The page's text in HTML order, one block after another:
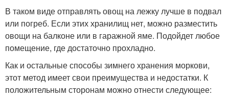
В таком виде отправлять овощ на лежку лучше в подвал
или погреб. Если этих хранилищ нет, можно разместить
овощи на балконе или в гаражной яме. Подойдет любое
помещение, где достаточно прохладно.
Как и остальные способы зимнего хранения моркови,
этот метод имеет свои преимущества и недостатки. К
положительным сторонам можно отнести следующее: